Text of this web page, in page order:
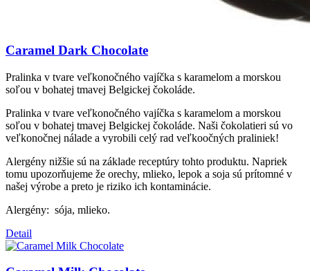
Caramel Dark Chocolate
Pralinka v tvare veľkonočného vajíčka s karamelom a morskou
soľou v bohatej tmavej Belgickej čokoláde.
Pralinka v tvare veľkonočného vajíčka s karamelom a morskou
soľou v bohatej tmavej Belgickej čokoláde. Naši čokolatieri sú vo
veľkonočnej nálade a vyrobili celý rad veľkoočných praliniek!
Alergény nižšie sú na základe receptúry tohto produktu. Napriek
tomu upozorňujeme že orechy, mlieko, lepok a soja sú prítomné v
našej výrobe a preto je riziko ich kontaminácie.
Alergény: sója, mlieko.
Detail